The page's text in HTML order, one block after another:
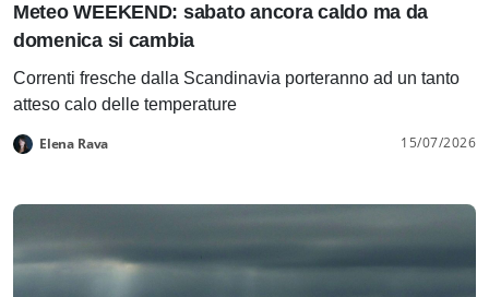
Meteo WEEKEND: sabato ancora caldo ma da
domenica si cambia
Correnti fresche dalla Scandinavia porteranno ad un tanto
atteso calo delle temperature
Elena Rava 15/07/2026